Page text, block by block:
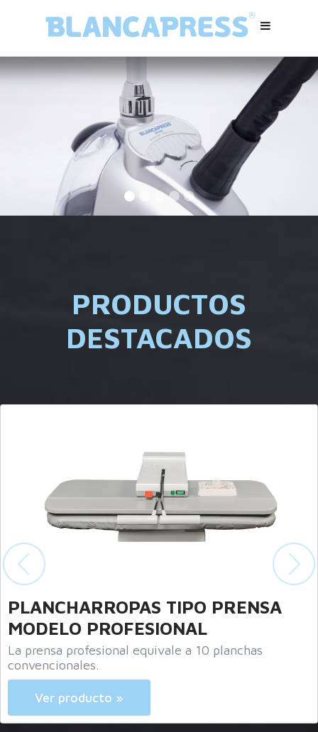
PRODUCTOS
DESTACADOS
Plancha Vertical BP 500
Un nuevo concepto de planchado.
Ver producto »
Previous